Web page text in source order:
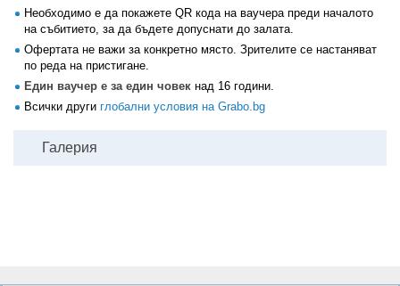
Необходимо е да покажете QR кода на ваучера преди началото
на събитието, за да бъдете допуснати до залата.
Офертата не важи за конкретно място. Зрителите се настаняват
по реда на пристигане.
Един ваучер е за един човек над 16 години.
Всички други глобални условия на Grabo.bg
Галерия